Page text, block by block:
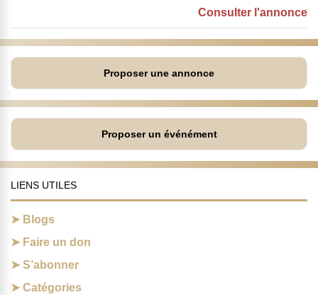
Consulter l'annonce
Proposer une annonce
Proposer un événément
LIENS UTILES
Blogs
Faire un don
S’abonner
Catégories